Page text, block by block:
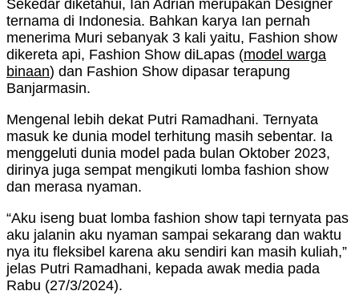
Sekedar diketahui, Ian Adrian merupakan Designer
ternama di Indonesia. Bahkan karya Ian pernah
menerima Muri sebanyak 3 kali yaitu, Fashion show
dikereta api, Fashion Show diLapas (model warga
binaan) dan Fashion Show dipasar terapung
Banjarmasin.
Mengenal lebih dekat Putri Ramadhani. Ternyata
masuk ke dunia model terhitung masih sebentar. Ia
menggeluti dunia model pada bulan Oktober 2023,
dirinya juga sempat mengikuti lomba fashion show
dan merasa nyaman.
“Aku iseng buat lomba fashion show tapi ternyata pas
aku jalanin aku nyaman sampai sekarang dan waktu
nya itu fleksibel karena aku sendiri kan masih kuliah,”
jelas Putri Ramadhani, kepada awak media pada
Rabu (27/3/2024).